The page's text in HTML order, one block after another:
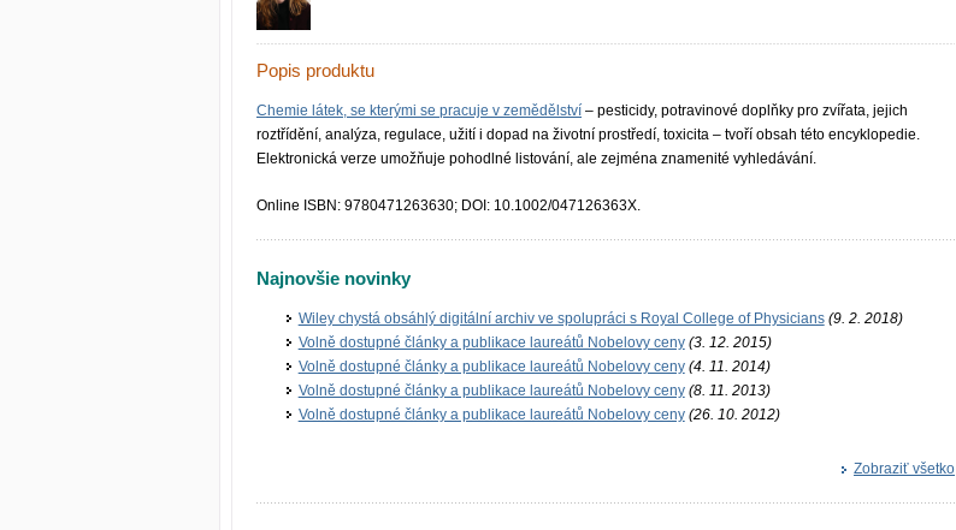
Popis produktu
Chemie látek, se kterými se pracuje v zemědělství – pesticidy, potravinové doplňky pro zvířata, jejich
roztřídění, analýza, regulace, užití i dopad na životní prostředí, toxicita – tvoří obsah této encyklopedie.
Elektronická verze umožňuje pohodlné listování, ale zejména znamenité vyhledávání.
Online ISBN: 9780471263630; DOI: 10.1002/047126363X.
Najnovšie novinky
Wiley chystá obsáhlý digitální archiv ve spolupráci s Royal College of Physicians (9. 2. 2018)
Volně dostupné články a publikace laureátů Nobelovy ceny (3. 12. 2015)
Volně dostupné články a publikace laureátů Nobelovy ceny (4. 11. 2014)
Volně dostupné články a publikace laureátů Nobelovy ceny (8. 11. 2013)
Volně dostupné články a publikace laureátů Nobelovy ceny (26. 10. 2012)
Zobraziť všetko